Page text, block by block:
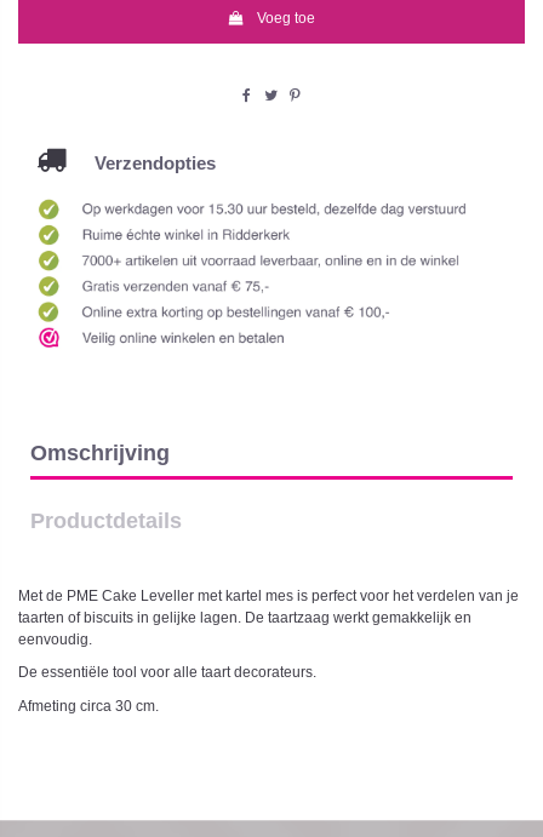
Voeg toe
Verzendopties
Omschrijving
Productdetails
Met de PME Cake Leveller met kartel mes is perfect voor het verdelen van je
taarten of biscuits in gelijke lagen. De taartzaag werkt gemakkelijk en
eenvoudig.
De essentiële tool voor alle taart decorateurs.
Afmeting circa 30 cm.